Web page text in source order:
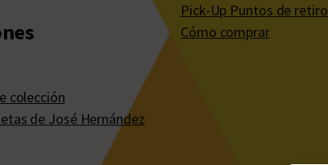
colección
de José Hernández
Pick-Up Puntos de retiro
Cómo comprar